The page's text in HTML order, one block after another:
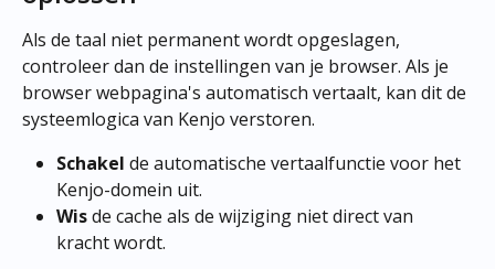
Als de taal niet permanent wordt opgeslagen,
controleer dan de instellingen van je browser. Als je
browser webpagina's automatisch vertaalt, kan dit de
systeemlogica van Kenjo verstoren.
Schakel de automatische vertaalfunctie voor het
Kenjo-domein uit.
Wis de cache als de wijziging niet direct van
kracht wordt.